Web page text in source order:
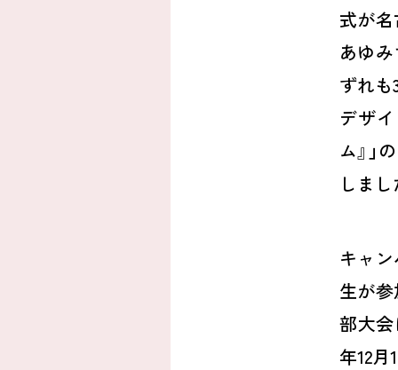
式が
あゆみ
ずれも
デザ
ム』」
しまし
キャ
生が
部大
年12月